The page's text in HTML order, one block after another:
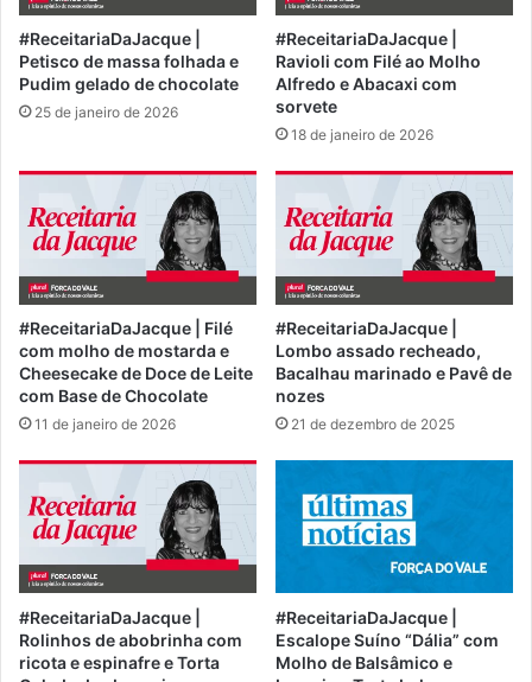
#ReceitariaDaJacque |
Petisco de massa folhada e
Pudim gelado de chocolate
25 de janeiro de 2026
#ReceitariaDaJacque |
Ravioli com Filé ao Molho
Alfredo e Abacaxi com
sorvete
18 de janeiro de 2026
#ReceitariaDaJacque | Filé
com molho de mostarda e
Cheesecake de Doce de Leite
com Base de Chocolate
11 de janeiro de 2026
#ReceitariaDaJacque |
Lombo assado recheado,
Bacalhau marinado e Pavê de
nozes
21 de dezembro de 2025
#ReceitariaDaJacque |
Rolinhos de abobrinha com
ricota e espinafre e Torta
#ReceitariaDaJacque |
Escalope Suíno “Dália” com
Molho de Balsâmico e